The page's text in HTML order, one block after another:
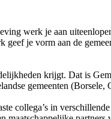
werk je aan
je vorm aan de
krijgt. Dat is
gemeenten
collega’s in